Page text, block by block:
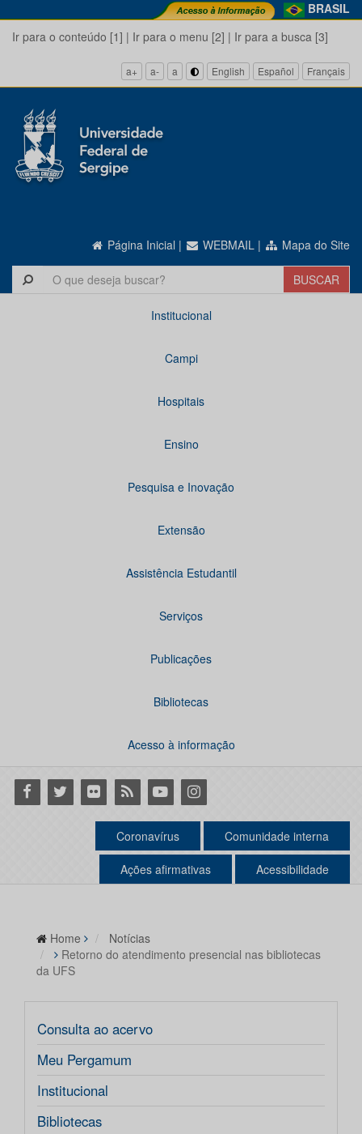
BRASIL
Ir para o conteúdo [1] | Ir para o menu [2] | Ir para a busca [3]
a+ a- a English Español Français
Página Inicial | WEBMAIL | Mapa do Site
Institucional
Campi
Hospitais
Ensino
Pesquisa e Inovação
Extensão
Assistência Estudantil
Serviços
Publicações
Bibliotecas
Acesso à informação
Facebook
Twitter Flickr RSS YoutubeInstagram
Coronavírus Comunidade interna
Ações afirmativas Acessibilidade
Home
Notícias
Retorno do atendimento presencial nas bibliotecas
da UFS
Consulta ao acervo
Meu Pergamum
Institucional
Bibliotecas